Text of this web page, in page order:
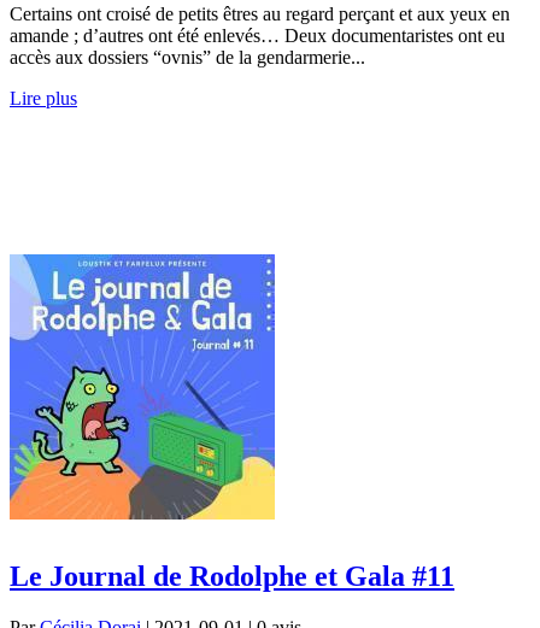
Certains ont croisé de petits êtres au regard perçant et aux yeux en
amande ; d’autres ont été enlevés… Deux documentaristes ont eu
accès aux dossiers “ovnis” de la gendarmerie...
Lire plus
Le Journal de Rodolphe et Gala #11